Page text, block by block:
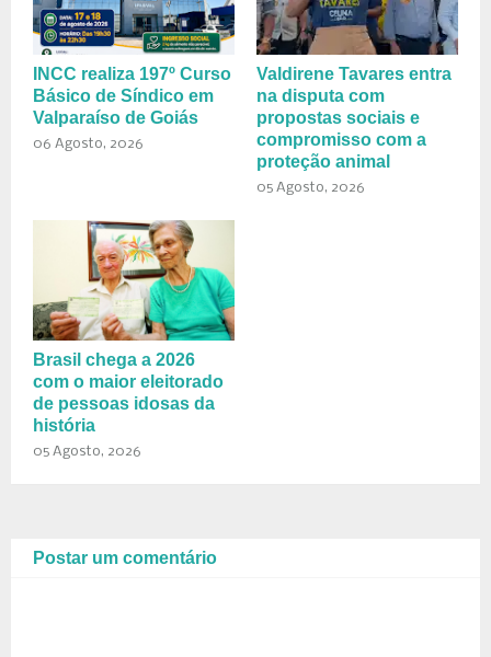
INCC realiza 197º Curso
Básico de Síndico em
Valparaíso de Goiás
06 Agosto, 2026
Valdirene Tavares entra
na disputa com
propostas sociais e
compromisso com a
proteção animal
05 Agosto, 2026
Brasil chega a 2026
com o maior eleitorado
de pessoas idosas da
história
05 Agosto, 2026
Postar um comentário